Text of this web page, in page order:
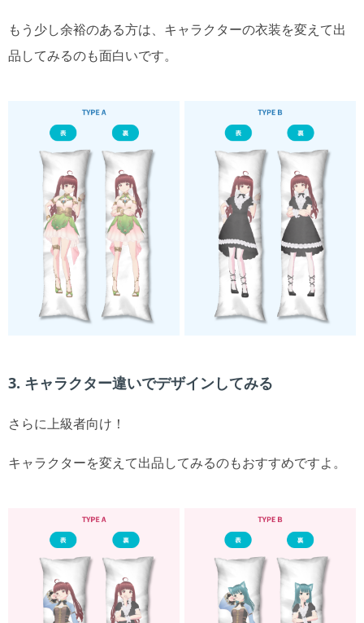
もう少し余裕のある方は、キャラクターの衣装を変えて出
品してみるのも面白いです。
3. キャラクター違いでデザインしてみる
さらに上級者向け！
キャラクターを変えて出品してみるのもおすすめですよ。